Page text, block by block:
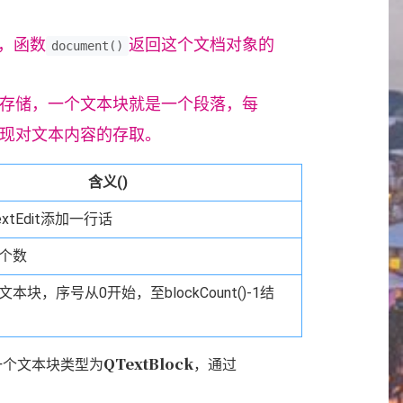
函数 document() 返回这个文档对象的
储，一个文本块就是一个段落，每
对文本内容的存取。
含义()
添加一行话
数
本块，序号从0开始，至blockCount()-1结
文本块类型为QTextBlock，通过